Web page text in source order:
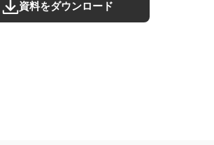
資料をダウンロード